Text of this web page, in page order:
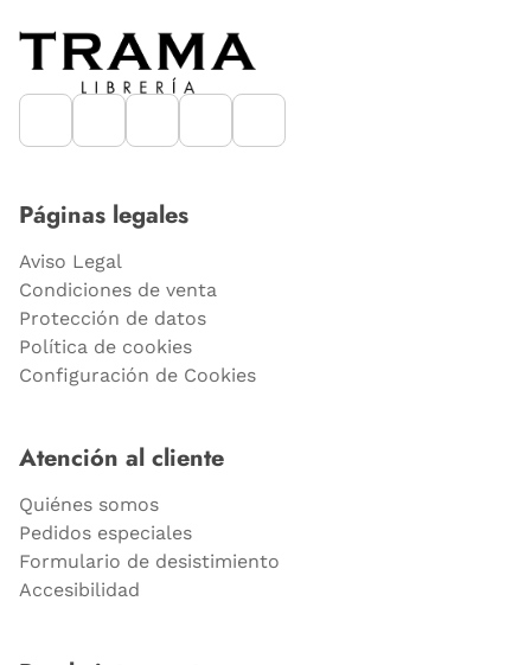
Páginas legales
Aviso Legal
Condiciones de venta
Protección de datos
Política de cookies
Configuración de Cookies
Atención al cliente
Quiénes somos
Pedidos especiales
Formulario de desistimiento
Accesibilidad